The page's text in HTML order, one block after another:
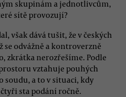
skupinám a jednotlivcům,
sítě provozují?
však dává tušit, že v českých
odvážně a kontroverzně
zkrátka nerozřešíme. Podle
vztahuje pouhých
soudu, a to v situaci, kdy
sta podání ročně.